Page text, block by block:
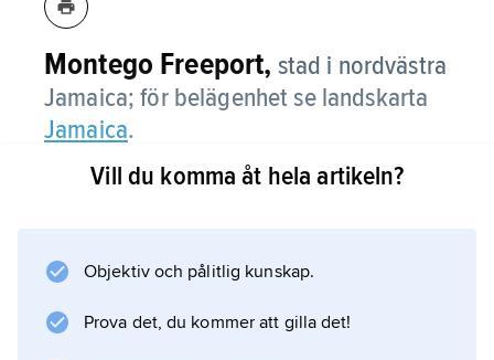
Montego Freeport, stad i nordvästra
Jamaica; för belägenhet se landskarta
Jamaica.
Information om artikeln
Vill du komma åt hela artikeln?
Objektiv och pålitlig kunskap.
Prova det, du kommer att gilla det!